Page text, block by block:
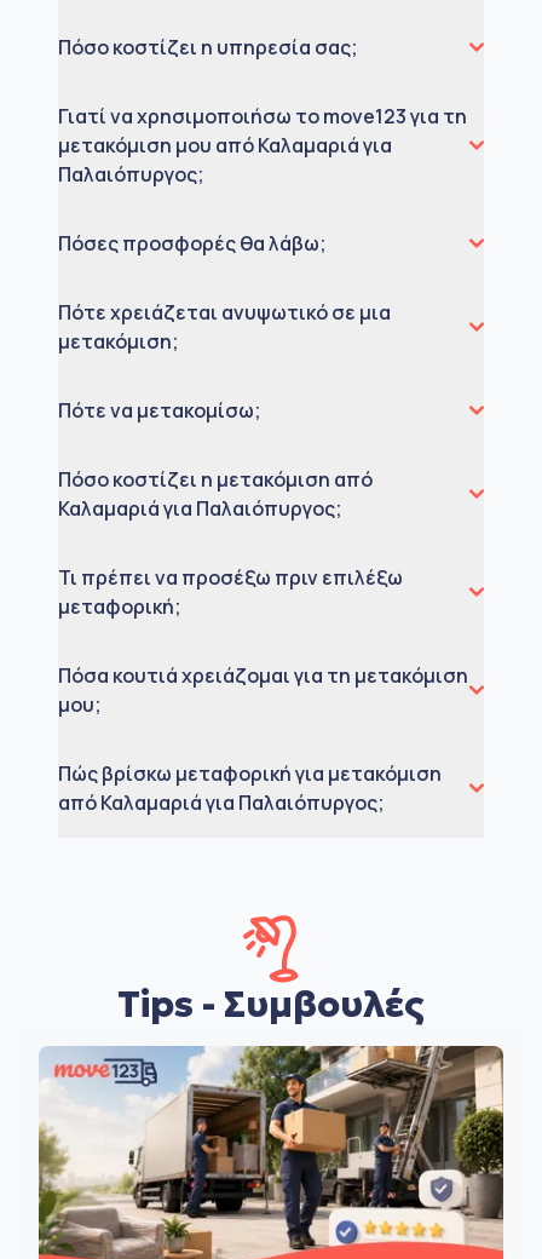
Πόσο κοστίζει η υπηρεσία σας;
Γιατί να χρησιμοποιήσω το move123 για τη
μετακόμιση μου από Καλαμαριά για
Παλαιόπυργος;
Πόσες προσφορές θα λάβω;
Πότε χρειάζεται ανυψωτικό σε μια
μετακόμιση;
Πότε να μετακομίσω;
Πόσο κοστίζει η μετακόμιση από
Καλαμαριά για Παλαιόπυργος;
Τι πρέπει να προσέξω πριν επιλέξω
μεταφορική;
Πόσα κουτιά χρειάζομαι για τη μετακόμιση
μου;
Πώς βρίσκω μεταφορική για μετακόμιση
από Καλαμαριά για Παλαιόπυργος;
Tips - Συμβουλές